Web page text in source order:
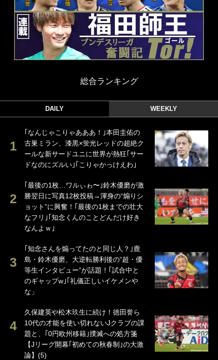
総合ランキング
DAILY WEEKLY
｢なんじゃこりゃあああ！｣本田圭佑の
古巣ミラン、漆黒×蛍光レッドの超絶ク
ールな新サードユニに世界が熱狂｢サー
ドなのにズルい｣｢こりゃかっけえわ｣
｢最後の1枚…ワルぃゎ〜｣鈴木優磨が激
勝翌日に写真12枚投稿→渾身の“煽りシ
ョット”に興奮！｢最後の1枚までの壮大
なフリ｣｢知念くんのことどんだけ好き
なんよｗ｣
｢知念さんを煽ってたのと同じ人？｣鹿
島・鈴木優磨、大逆転勝利後の“超・優
等生インタビュー”が話題！｢試合中と
のギャップw｣｢礼儀正しいイケメンや
な」
久保建英や松木玖生に続け！徳田誉ら
10代の才能を使い切れないJクラブの課
題と、｢0円欧州移籍｣撲滅への処方箋
【Jリーグ開幕｢初めての秋春制｣の大激
論】(5)